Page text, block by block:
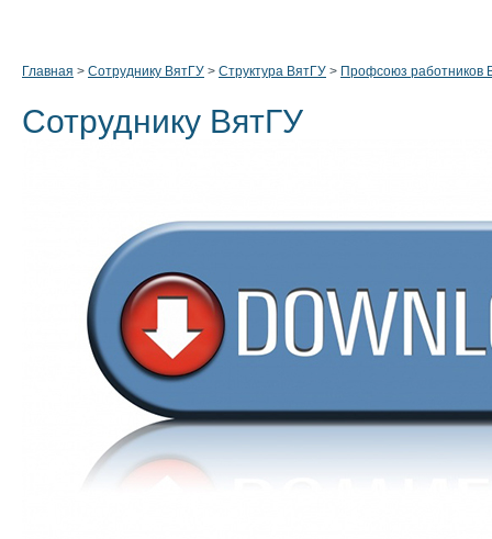
Главная > Сотруднику ВятГУ > Структура ВятГУ > Профсоюз работников
Сотруднику ВятГУ